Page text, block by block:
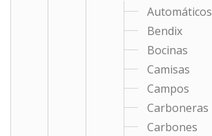
Automáticos
Bendix
Bocinas
Camisas
Campos
Carboneras
Carbones